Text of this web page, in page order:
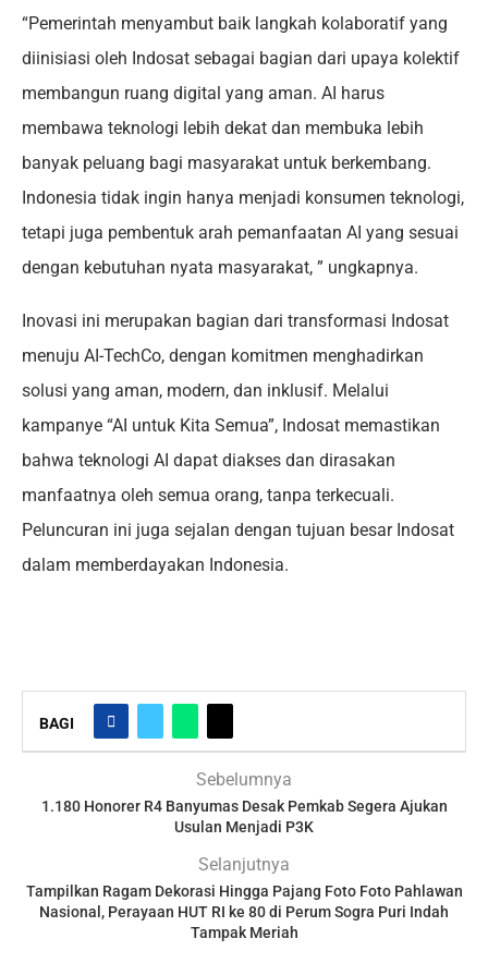
“Pemerintah menyambut baik langkah kolaboratif yang
diinisiasi oleh Indosat sebagai bagian dari upaya kolektif
membangun ruang digital yang aman. AI harus
membawa teknologi lebih dekat dan membuka lebih
banyak peluang bagi masyarakat untuk berkembang.
Indonesia tidak ingin hanya menjadi konsumen teknologi,
tetapi juga pembentuk arah pemanfaatan AI yang sesuai
dengan kebutuhan nyata masyarakat, ” ungkapnya.
Inovasi ini merupakan bagian dari transformasi Indosat
menuju AI-TechCo, dengan komitmen menghadirkan
solusi yang aman, modern, dan inklusif. Melalui
kampanye “AI untuk Kita Semua”, Indosat memastikan
bahwa teknologi AI dapat diakses dan dirasakan
manfaatnya oleh semua orang, tanpa terkecuali.
Peluncuran ini juga sejalan dengan tujuan besar Indosat
dalam memberdayakan Indonesia.
BAGI
Sebelumnya
1.180 Honorer R4 Banyumas Desak Pemkab Segera Ajukan
Usulan Menjadi P3K
Selanjutnya
Tampilkan Ragam Dekorasi Hingga Pajang Foto Foto Pahlawan
Nasional, Perayaan HUT RI ke 80 di Perum Sogra Puri Indah
Tampak Meriah